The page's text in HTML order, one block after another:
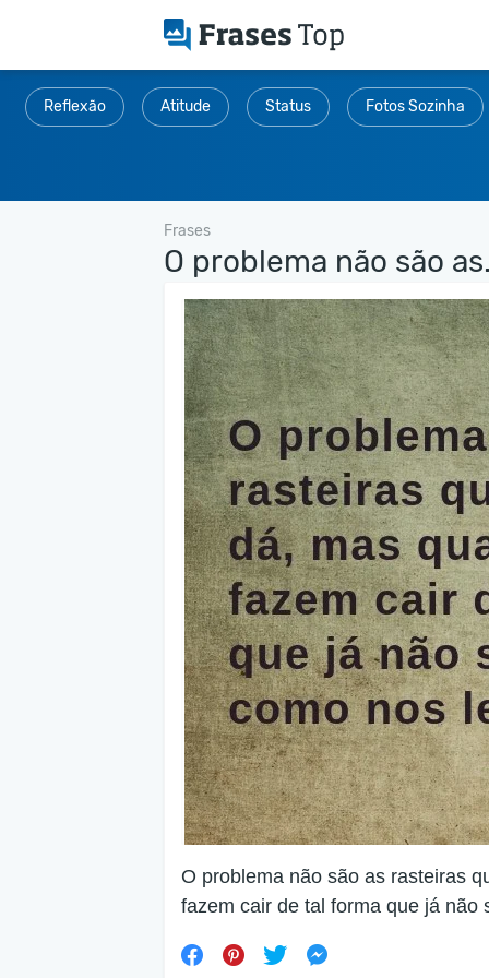
Reflexão Atitude Status Fotos Sozinha
Frases
O problema não são
O problema não são as rasteiras
fazem cair de tal forma que já não